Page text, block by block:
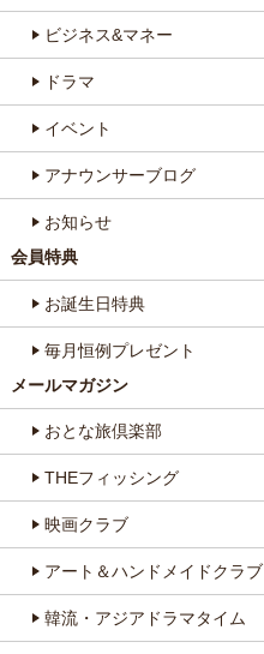
ビジネス&マネー
ドラマ
イベント
アナウンサーブログ
お知らせ
会員特典
お誕生日特典
毎月恒例プレゼント
メールマガジン
おとな旅倶楽部
THEフィッシング
映画クラブ
アート＆ハンドメイドクラブ
韓流・アジアドラマタイム